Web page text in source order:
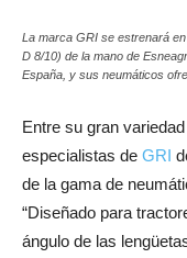
La marca GRI se estrenará
D 8/10) de la mano de
España, y sus neumáticos
Entre su gran
especialistas de GRI
de la gama de
“Diseñado para
ángulo de las